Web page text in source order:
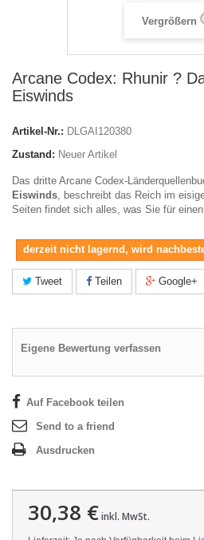
Vergrößern
Arcane Codex: Rhunir ?
Eiswinds
Artikel-Nr.: DLGAI120380
Zustand: Neuer Artikel
Das dritte Arcane Codex-
Eiswinds, beschreibt das Reich im
Seiten findet sich alles, was Sie für
derzeit nicht lagernd, wird
Tweet Teilen Google+
Eigene Bewertung verfassen
Auf Facebook teilen
Send to a friend
Ausdrucken
30,38 €inkl. MwSt.